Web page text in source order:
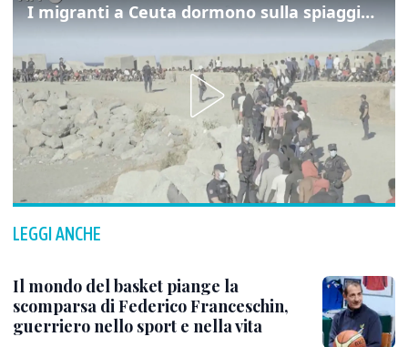
I migranti a Ceuta dormono sulla spiaggia: "Vogliamo entrare in Europa"
LEGGI ANCHE
Il mondo del basket piange la
scomparsa di Federico Franceschin,
guerriero nello sport e nella vita